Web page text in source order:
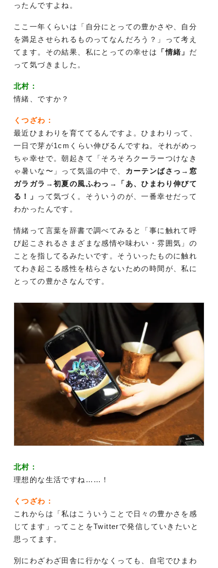
ったんですよね。
ここ一年くらいは「自分にとっての豊かさや、自分
を満足させられるものってなんだろう？」って考え
てます。その結果、私にとっての幸せは
「情緒」 だ
って気づきました。
北村：
情緒、ですか？
くつざわ：
最近ひまわりを育ててるんですよ。ひまわりって、
一日で芽が1cmくらい伸びるんですね。それがめっ
ちゃ幸せで。朝起きて「そろそろクーラーつけなき
ゃ暑いな〜」って気温の中で、
カーテンばさっ→窓
ガラガラ→初夏の風ふわっ→「あ、ひまわり伸びて
る！」
って気づく。そういうのが、一番幸せだって
わかったんです。
情緒って言葉を辞書で調べてみると「事に触れて呼
び起こされるさまざまな感情や味わい・雰囲気」の
ことを指してるみたいです。そういったものに触れ
てわき起こる感性を枯らさないための時間が、私に
とっての豊かさなんです。
北村：
理想的な生活ですね……！
くつざわ：
これからは「私はこういうことで日々の豊かさを感
じてます」ってことをTwitterで発信していきたいと
思ってます。
別にわざわざ田舎に行かなくっても、自宅でひまわ